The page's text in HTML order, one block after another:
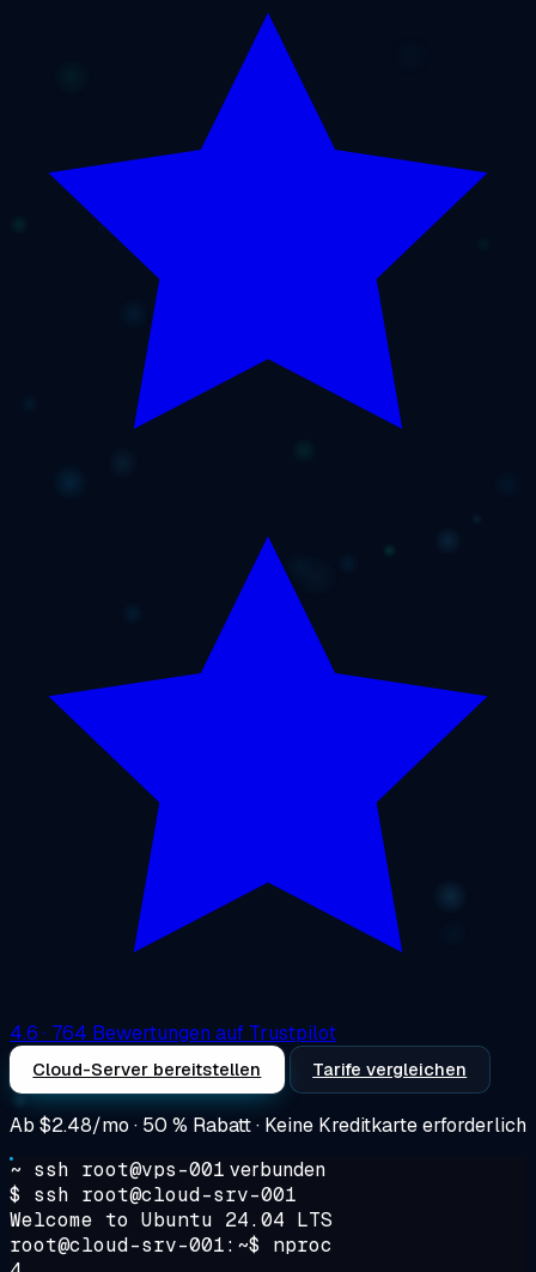
4.6 · 764 Bewertungen auf Trustpilot
Cloud-Server bereitstellen Tarife vergleichen
Ab $2.48/mo · 50 % Rabatt · Keine Kreditkarte erforderlich
~ ssh root@vps-001 verbunden
$ ssh root@cloud-srv-001
Welcome to Ubuntu 24.04 LTS
root@cloud-srv-001:~$ nproc